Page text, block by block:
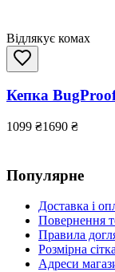
Відлякує комах
Кепка
1099 ₴1690 ₴
Популярне
Доставка і
Повернення
Правила
Розмірна сітка
Адреси